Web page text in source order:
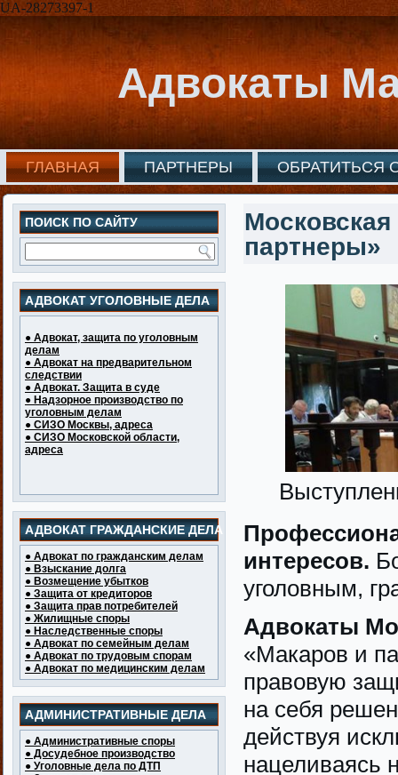
UA-28273397-1
Адвокаты
ГЛАВНАЯ ПАРТНЕРЫ ОБРАТИТЬСЯ
ПОИСК ПО САЙТУ
АДВОКАТ УГОЛОВНЫЕ ДЕЛА
● Адвокат, защита по уголовным
делам
● Адвокат на предварительном
следствии
● Адвокат. Защита в суде
● Надзорное производство по
уголовным делам
● СИЗО Москвы, адреса
● СИЗО Московской области,
адреса
АДВОКАТ ГРАЖДАНСКИЕ ДЕЛА
● Адвокат по гражданским делам
● Взыскание долга
● Возмещение убытков
● Защита от кредиторов
● Защита прав потребителей
● Жилищные споры
● Наследственные споры
● Адвокат по семейным делам
● Адвокат по трудовым спорам
● Адвокат по медицинским делам
АДМИНИСТРАТИВНЫЕ ДЕЛА
● Административные споры
● Досудебное производство
● Уголовные дела по ДТП
партнеры»
интересов.
уголовным,
Адвокаты
«Макаров и
правовую
на себя
действуя
нацеливаясь